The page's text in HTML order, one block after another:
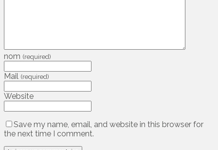
nom (required)
Mail (required)
Website
Save my name, email, and website in this browser for
the next time I comment.